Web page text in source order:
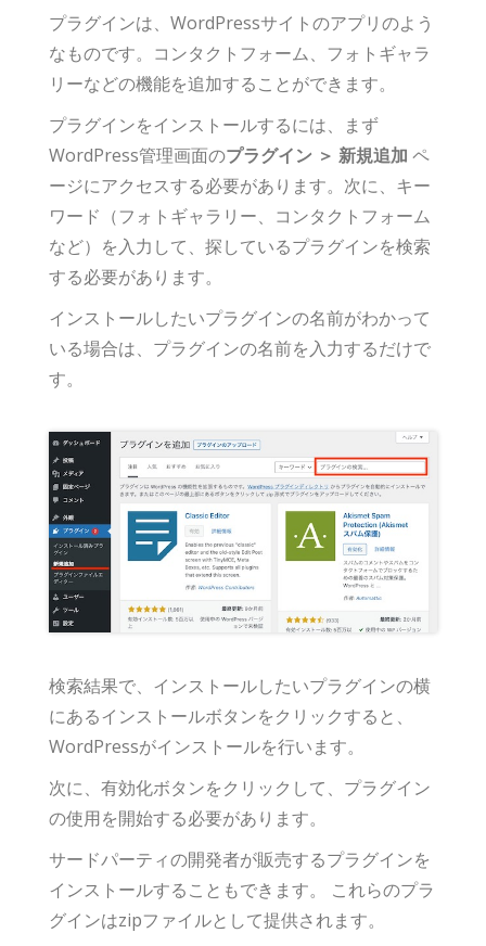
プラグインは、WordPressサイトのアプリのよう
なものです。コンタクトフォーム、フォトギャラ
リーなどの機能を追加することができます。
プラグインをインストールするには、まず
WordPress管理画面のプラグイン ＞ 新規追加 ペ
ージにアクセスする必要があります。次に、キー
ワード（フォトギャラリー、コンタクトフォーム
など）を入力して、探しているプラグインを検索
する必要があります。
インストールしたいプラグインの名前がわかって
いる場合は、プラグインの名前を入力するだけで
す。
検索結果で、インストールしたいプラグインの横
にあるインストールボタンをクリックすると、
WordPressがインストールを行います。
次に、有効化ボタンをクリックして、プラグイン
の使用を開始する必要があります。
サードパーティの開発者が販売するプラグインを
インストールすることもできます。 これらのプラ
グインはzipファイルとして提供されます。